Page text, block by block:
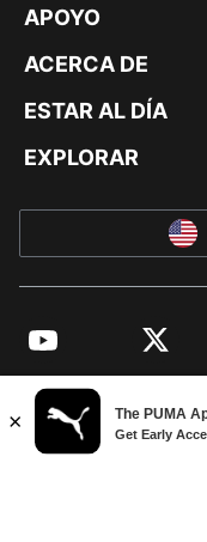
APOYO
ACERCA DE
ESTAR AL DÍA
EXPLORAR
YouTube Twitter